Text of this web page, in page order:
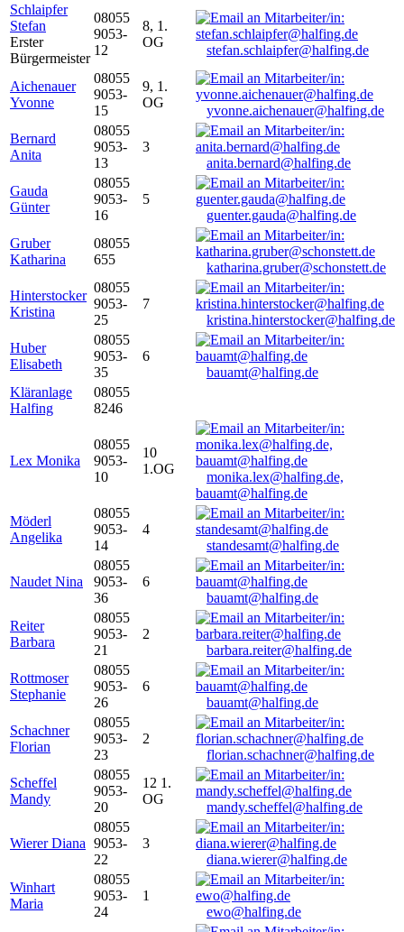
Schlaipfer
Stefan
Erster
Bürgermeister
08055
9053-
12
8, 1.
OG
stefan.schlaipfer@halfing.de
Aichenauer
Yvonne
08055
9053-
15
9, 1.
OG
yvonne.aichenauer@halfing.de
Bernard
Anita
08055
9053-
13
3
anita.bernard@halfing.de
Gauda
Günter
08055
9053-
16
5
guenter.gauda@halfing.de
Gruber
Katharina
08055
655
katharina.gruber@schonstett.de
Hinterstocker
Kristina
08055
9053-
25
7
kristina.hinterstocker@halfing.de
Huber
Elisabeth
08055
9053-
35
6
bauamt@halfing.de
Kläranlage
Halfing
08055
8246
Lex Monika
08055
9053-
10
10
1.OG
monika.lex@halfing.de,
bauamt@halfing.de
Möderl
Angelika
08055
9053-
14
4
standesamt@halfing.de
Naudet Nina
08055
9053-
36
6
bauamt@halfing.de
Reiter
Barbara
08055
9053-
21
2
barbara.reiter@halfing.de
Rottmoser
Stephanie
08055
9053-
26
6
bauamt@halfing.de
Schachner
Florian
08055
9053-
23
2
florian.schachner@halfing.de
Scheffel
Mandy
08055
9053-
20
12 1.
OG
mandy.scheffel@halfing.de
Wierer Diana
08055
9053-
22
3
diana.wierer@halfing.de
Winhart
Maria
08055
9053-
24
1
ewo@halfing.de